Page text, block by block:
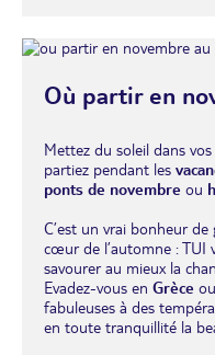
Où partir en
Mettez du soleil dans vos
partiez pendant les
ponts de novembre ou
C’est un vrai bonheur
cœur de l’automne : TUI
savourer au mieux la
Evadez-vous en Grèce
fabuleuses à des
en toute tranquillité la